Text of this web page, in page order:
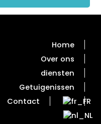
Home
Over ons
diensten
Getuigenissen
Contact